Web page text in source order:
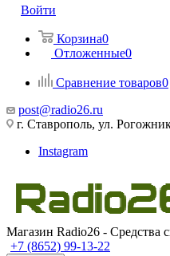
Войти
Корзина0
Отложенные0
Сравнение товаров0
post@radio26.ru
г. Ставрополь, ул.
Instagram
Магазин Radio26 - Средства
+7 (8652) 99-13-22